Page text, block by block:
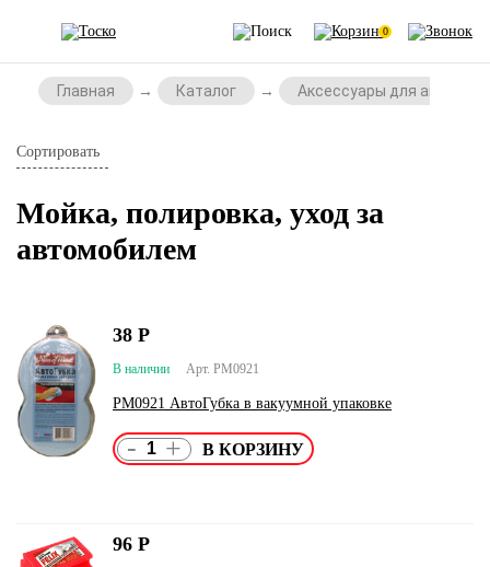
0
Главная Каталог Аксессуары для
Сортировать
Мойка, полировка, уход за
автомобилем
Арт. PM0921
В наличии
РМ0921 АвтоГубка в вакуумной упаковке
38 Р
- +
96 Р